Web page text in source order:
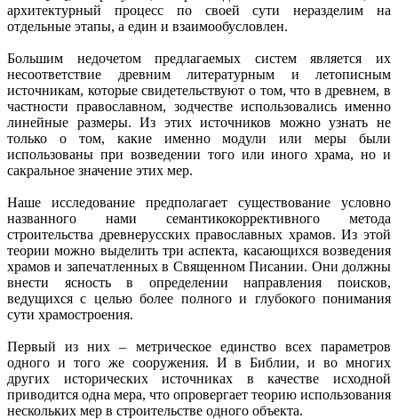
архитектурный процесс по своей сути неразделим на
отдельные этапы, а един и взаимообусловлен.
Большим недочетом предлагаемых систем является их
несоответствие древним литературным и летописным
источникам, которые свидетельствуют о том, что в древнем, в
частности православном, зодчестве использовались именно
линейные размеры. Из этих источников можно узнать не
только о том, какие именно модули или меры были
использованы при возведении того или иного храма, но и
сакральное значение этих мер.
Наше исследование предполагает существование условно
названного нами семантико­коррективного метода
строительства древнерусских православных храмов. Из этой
теории можно выделить три аспекта, касающихся возведения
храмов и запечатленных в Священном Писании. Они должны
внести ясность в определении направления поисков,
ведущихся с целью более полного и глубокого понимания
сути храмо­строения.
Первый из них – метрическое единство всех параметров
одного и того же сооружения. И в Библии, и во многих
других исторических источниках в качестве исходной
приводится одна мера, что опровергает теорию использования
нескольких мер в строительстве одного объекта.